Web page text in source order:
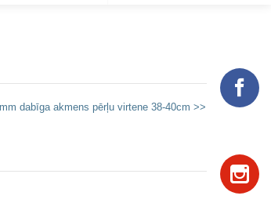
dabīga akmens pērļu virtene 38-40cm >>